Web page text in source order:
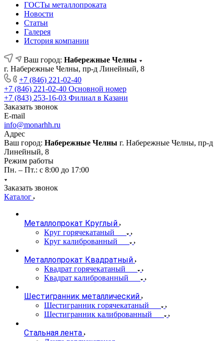
ГОСТы металлопроката
Новости
Статьи
Галерея
История компании
Ваш город: Набережные Челны
г. Набережные Челны, пр-д Линейный, 8
+7 (846) 221-02-40
+7 (846) 221-02-40 Основной номер
+7 (843) 253-16-03 Филиал в Казани
Заказать звонок
E-mail
info@monarhh.ru
Адрес
Ваш город: Набережные Челны г. Набережные Челны, пр-д
Линейный, 8
Режим работы
Пн. – Пт.: с 8:00 до 17:00
Заказать звонок
Каталог
Металлопрокат Круглый
Круг горячекатаный
Круг калиброванный
Металлопрокат Квадратный
Квадрат горячекатаный
Квадрат калиброванный
Шестигранник металлический
Шестигранник горячекатаный
Шестигранник калиброванный
Стальная лента